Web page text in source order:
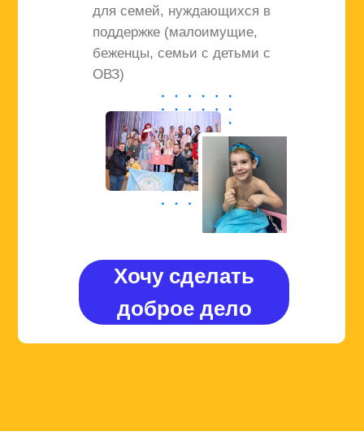
для семей, нуждающихся в
поддержке (малоимущие,
беженцы, семьи с детьми с
ОВЗ)
Хочу сделать
доброе дело